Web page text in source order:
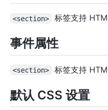
<section> 标签支持
事件属性
<section> 标签支持
默认 CSS 设置